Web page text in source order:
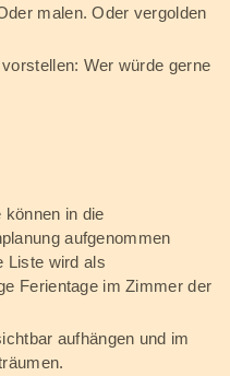
malen. Oder vergolden
Wer würde gerne
in die
aufgenommen
Liste wird als
Ferientage im Zimmer der
aufhängen und im